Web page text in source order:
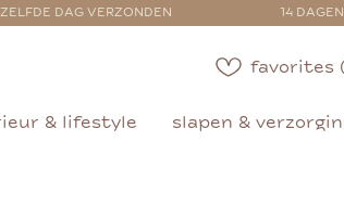
DAG VERZONDEN 14
favorites
& lifestyle slapen &